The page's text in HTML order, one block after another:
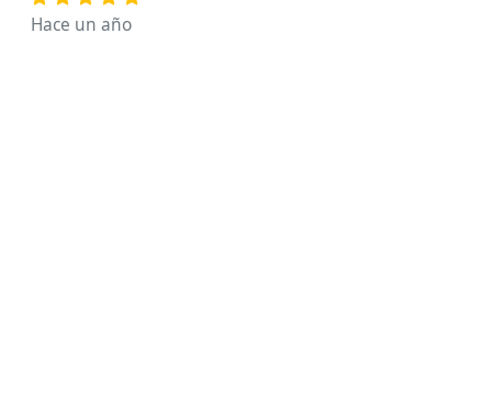
Hace un año